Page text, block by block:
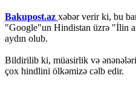
Bakupost.az xəbər verir ki, bu
"Google"un Hindistan üzrə "İlin
aydın olub.
Bildirilib ki, müasirlik və
çox hindlini ölkəmizə cəlb edir.